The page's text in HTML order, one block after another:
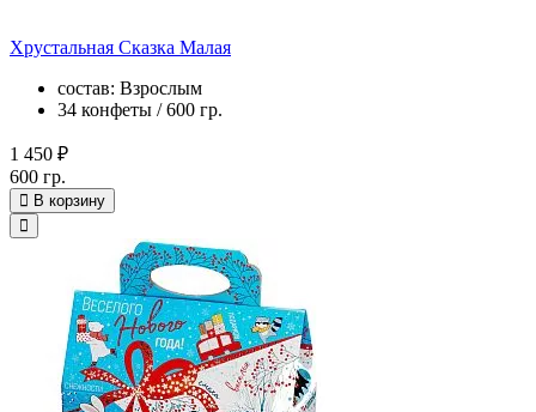
Хрустальная Сказка Малая
состав: Взрослым
34 конфеты / 600 гр.
1 450 ₽
600 гр.
В корзину